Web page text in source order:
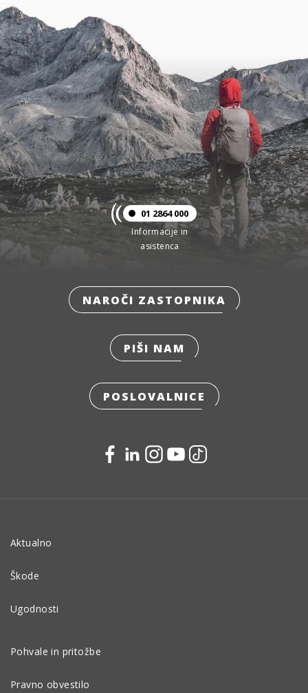
01 2864 000
Informacije in
asistenca
NAROČI ZASTOPNIKA
PIŠI NAM
POSLOVALNICE
Aktualno
Škode
Ugodnosti
Pohvale in pritožbe
Pravno obvestilo